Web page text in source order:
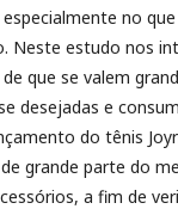
no
Neste estudo nos
que se valem
desejadas e
do tênis
grande parte do
a fim de